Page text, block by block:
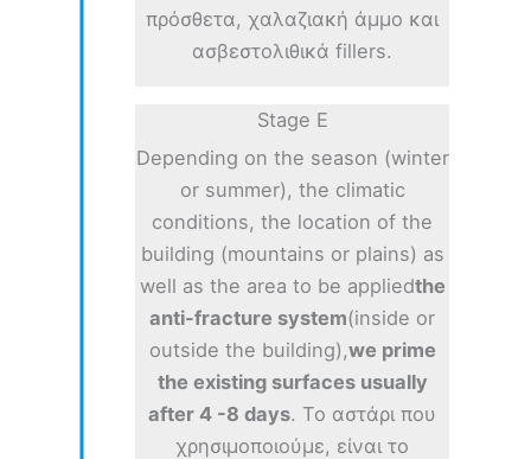
πρόσθετα, χαλαζιακή άμμο και
ασβεστολιθικά fillers.
Stage E
Depending on the season (winter
or summer), the climatic
conditions, the location of the
building (mountains or plains) as
well as the area to be appliedthe
anti-fracture system(inside or
outside the building),we prime
the existing surfaces usually
after 4 -8 days. Το αστάρι που
χρησιμοποιούμε, είναι το